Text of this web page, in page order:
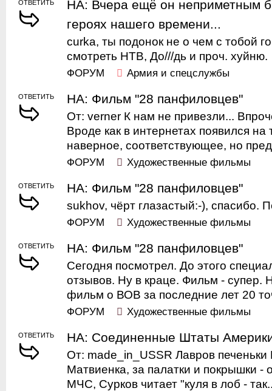
ОТВЕТИТЬ
НА: Вчера ещё он неприметным
героях нашего времени...
curka, ты подонок не о чем с тобой
смотреть НТВ, До///дь и проч. хуйню.
ФОРУМ Армия и спецслужбы
ОТВЕТИТЬ НА: Фильм "28 панфиловцев"
От: verner К нам не привезли...
Вроде как в интернетах появился на
наверное, соответствующее, но
ФОРУМ Художественные фильмы
ОТВЕТИТЬ НА: Фильм "28 панфиловцев"
sukhov, чёрт глазастый:-), спасибо.
ФОРУМ Художественные фильмы
ОТВЕТИТЬ НА: Фильм "28 панфиловцев"
Сегодня посмотрел. До этого
отзывов. Ну в краце. Фильм - супер.
фильм о ВОВ за последние лет 20
ФОРУМ Художественные фильмы
ОТВЕТИТЬ НА: Соединенные Штаты
От: made_in_USSR Лавров печеньки
Матвиенка, за палатки и покрышки -
МЧС, Сурков читает "куля в лоб -